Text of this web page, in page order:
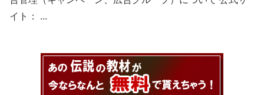
イト： ...